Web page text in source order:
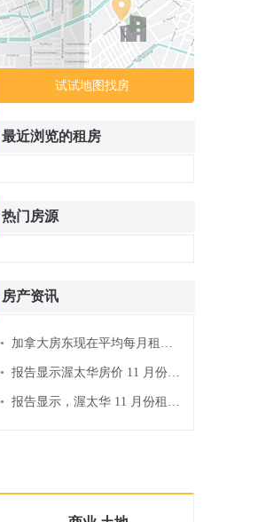
试试地图找房
最近浏览的租房
热门房源
房产资讯
• 加拿大房东现在平均每月租金为 2,185 美元
• 报告显示渥太华房价 11 月份上涨 4.6％
• 报告显示，渥太华 11 月份租金价格下跌 3％